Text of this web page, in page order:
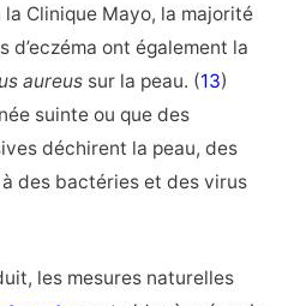
Clinique Mayo, la majorité
d’eczéma ont également la
aureussur la peau. (13)
suinte ou que des
déchirent la peau, des
des bactéries et des virus
les mesures naturelles